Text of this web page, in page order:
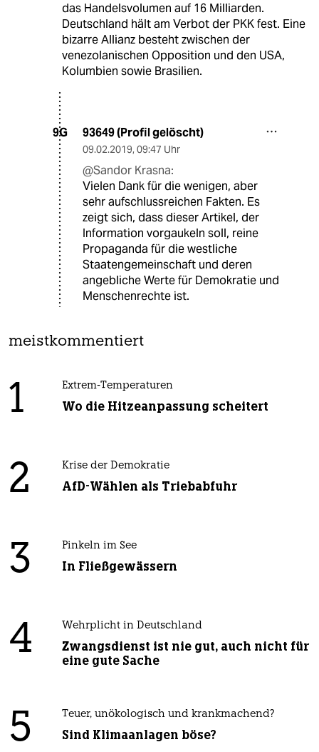
das Handelsvolumen auf 16 Milliarden.
Deutschland hält am Verbot der PKK fest. Eine
bizarre Allianz besteht zwischen der
venezolanischen Opposition und den USA,
Kolumbien sowie Brasilien.
9G 93649 (Profil gelöscht)
09.02.2019, 09:47 Uhr
@Sandor Krasna:
Vielen Dank für die wenigen, aber
sehr aufschlussreichen Fakten. Es
zeigt sich, dass dieser Artikel, der
Information vorgaukeln soll, reine
Propaganda für die westliche
Staatengemeinschaft und deren
angebliche Werte für Demokratie und
Menschenrechte ist.
meistkommentiert
1 Extrem-Temperaturen
Wo die Hitzeanpassung scheitert
2 Krise der Demokratie
AfD-Wählen als Triebabfuhr
3 Pinkeln im See
In Fließgewässern
4 Wehrplicht in Deutschland
Zwangsdienst ist nie gut, auch nicht für
eine gute Sache
5 Teuer, unökologisch und krankmachend?
Sind Klimaanlagen böse?